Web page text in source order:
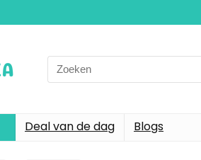
Search
for:
Deal van de dag Blogs